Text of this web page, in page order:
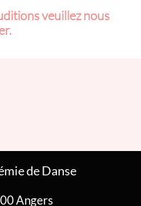
veuillez nous
de Danse
Angers